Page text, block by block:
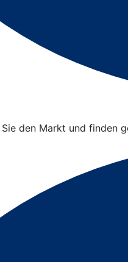
den Markt und finden